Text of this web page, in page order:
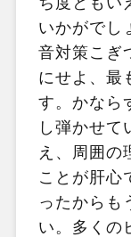
いかがでし
音対策こぎ
にせよ、最
す。かなら
し弾かせて
え、周囲の
ことが肝心
ったからも
い。多くの